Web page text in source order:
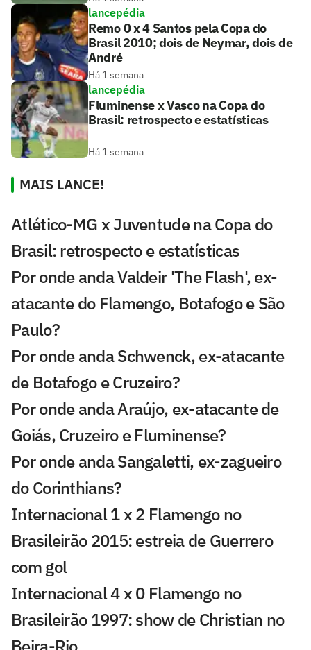
lancepédia
Remo 0 x 4 Santos pela Copa do
Brasil 2010; dois de Neymar, dois de
André
Há 1 semana
lancepédia
Fluminense x Vasco na Copa do
Brasil: retrospecto e estatísticas
Há 1 semana
MAIS LANCE!
Atlético-MG x Juventude na Copa do
Brasil: retrospecto e estatísticas
Por onde anda Valdeir 'The Flash', ex-
atacante do Flamengo, Botafogo e São
Paulo?
Por onde anda Schwenck, ex-atacante
de Botafogo e Cruzeiro?
Por onde anda Araújo, ex-atacante de
Goiás, Cruzeiro e Fluminense?
Por onde anda Sangaletti, ex-zagueiro
do Corinthians?
Internacional 1 x 2 Flamengo no
Brasileirão 2015: estreia de Guerrero
com gol
Internacional 4 x 0 Flamengo no
Brasileirão 1997: show de Christian no